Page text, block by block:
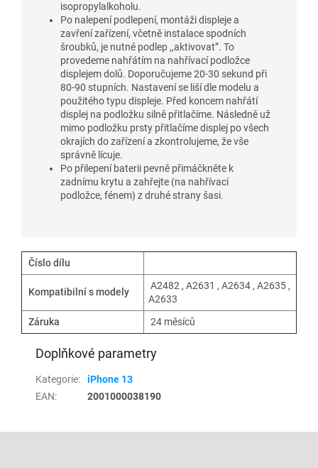
isopropylalkoholu.
Po nalepení podlepení, montáži displeje a
zavření zařízení, včetně instalace spodních
šroubků, je nutné podlep ,,aktivovat”. To
provedeme nahřátím na nahřívací podložce
displejem dolů. Doporučujeme 20-30 sekund při
80-90 stupních. Nastavení se liší dle modelu a
použitého typu displeje. Před koncem nahřátí
displej na podložku silně přitlačíme. Následně už
mimo podložku prsty přitlačíme displej po všech
okrajích do zařízení a zkontrolujeme, že vše
správně lícuje.
Po přilepení baterii pevně přimáčkněte k
zadnímu krytu a zahřejte (na nahřívací
podložce, fénem) z druhé strany šasi.
Číslo dílu
Kompatibilní s modely
A2482 , A2631 , A2634 , A2635 ,
A2633
Záruka
24 měsíců
Doplňkové parametry
Kategorie:
iPhone 13
EAN: 2001000038190